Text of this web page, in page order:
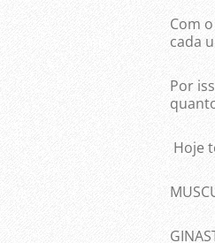
Com
cada
Por
Hoje